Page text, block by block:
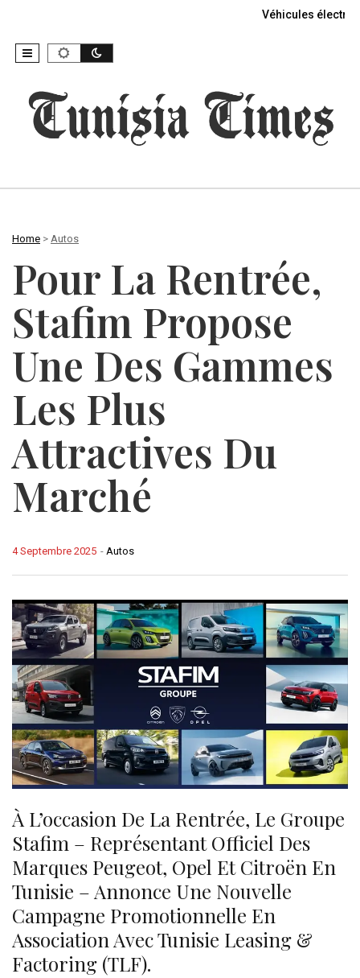
Véhicules
Home > Autos
Pour La Rentrée,
Stafim Propose
Une Des Gammes
Les Plus
Attractives Du
Marché
- Autos
4 Septembre 2025
À L’occasion De La Rentrée, Le Groupe
Stafim – Représentant Officiel Des
Marques Peugeot, Opel Et Citroën En
Tunisie – Annonce Une Nouvelle
Campagne Promotionnelle En
Association Avec Tunisie Leasing &
Factoring (TLF).